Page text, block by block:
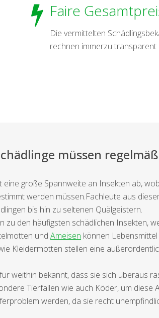
Faire
Die vermittelten
rechnen immerzu transparent
müssen
große Spannweite an Insekten ab,
werden müssen.Fachleute aus
bis hin zu seltenen Quälgeistern.
zu den häufigsten schädlichen Insekten,
und Ameisen können
Kleidermotten stellen eine
weithin bekannt, dass sie sich überaus
Tierfallen wie auch Köder, um diese
werden, da sie recht